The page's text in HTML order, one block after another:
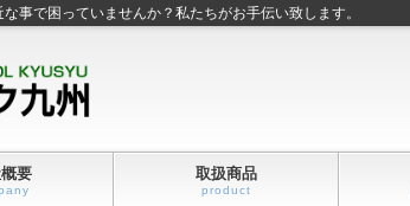
で困っていませんか？私たちがお手伝い致します。
要 取扱商品
product